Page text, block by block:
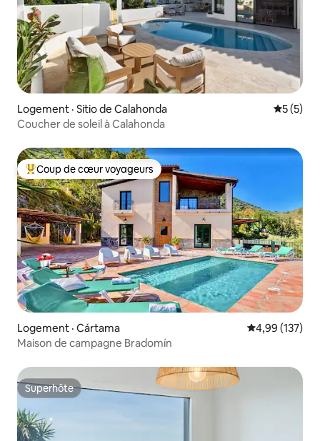
Logement · Sitio de Calahonda Note
5 (5)
Coucher de soleil à Calahonda
Coup de cœur voyageurs parmi les plus aimés
Coup de cœur voyageurs
Logement · Cártama Note
4,99 (137)
Maison de campagne Bradomín
Superhôte
Superhôte